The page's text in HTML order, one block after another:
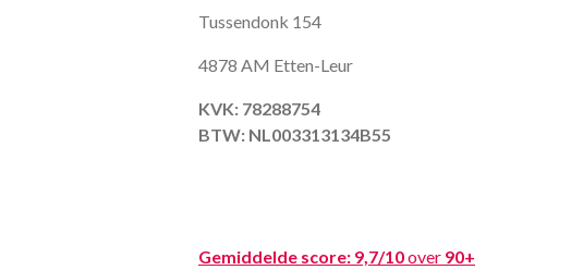
Tussendonk 154
4878 AM Etten-Leur
KVK: 78288754
BTW: NL003313134B55
Gemiddelde score: 9,7/10over 90+